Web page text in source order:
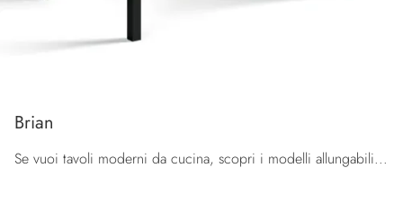
Brian
Se vuoi tavoli moderni da cucina, scopri i modelli allungabili di Orme: clicca e scopri il modello Brian in laminato.